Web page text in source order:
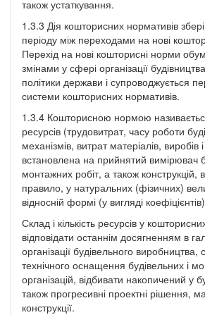
також устаткування.
1.3.3 Дія кошторисних нормативів
періоду між переходами на нові
Перехід на нові кошторисні норми
змінами у сфері організації
політики держави і супроводжується
системи кошторисних нормативів.
1.3.4 Кошторисною нормою
ресурсів (трудовитрат, часу роботи
механізмів, витрат матеріалів, виробів
встановлена на прийнятий вимірювач
монтажних робіт, а також конструкцій,
правило, у натуральних (фізичних)
відносній формі (у вигляді
Склад і кількість ресурсів у
відповідати останнім досягненням в
організації будівельного
технічного оснащення будівельних і
організацій, відбивати накопичений у
також прогресивні проектні рішення,
конструкції.